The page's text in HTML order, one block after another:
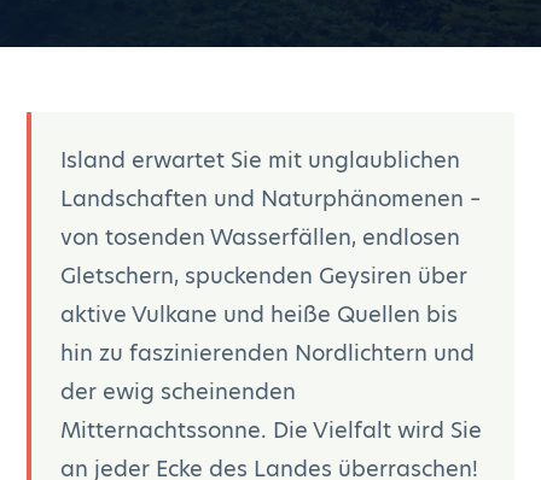
Island erwartet Sie mit unglaublichen
Landschaften und Naturphänomenen –
von tosenden Wasserfällen, endlosen
Gletschern, spuckenden Geysiren über
aktive Vulkane und heiße Quellen bis
hin zu faszinierenden Nordlichtern und
der ewig scheinenden
Mitternachtssonne. Die Vielfalt wird Sie
an jeder Ecke des Landes überraschen!